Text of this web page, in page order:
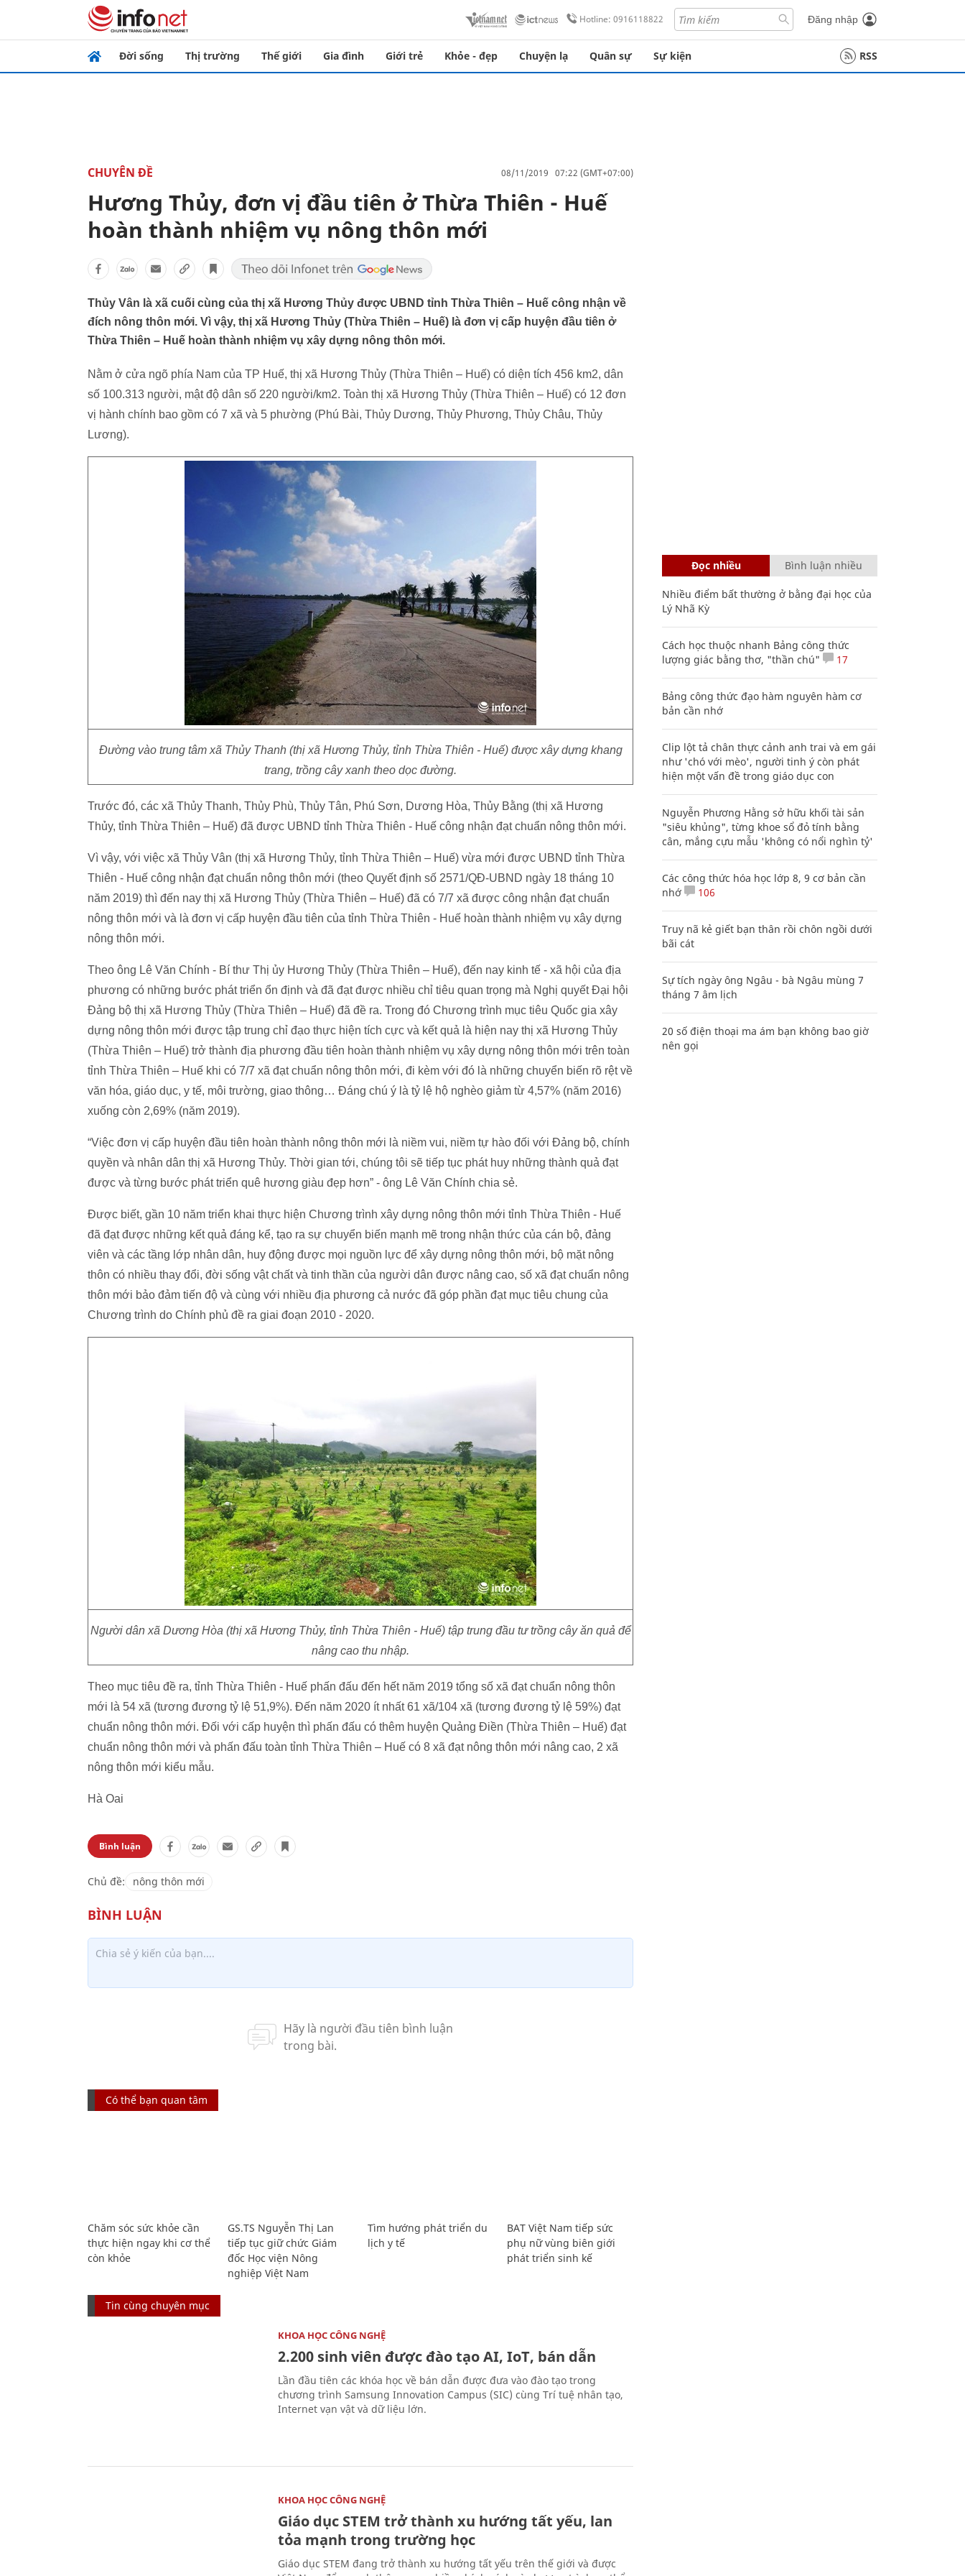
Hotline: 0916118822 Đăng nhập
Đời sống Thị trường Thế giới Gia đình Giới trẻ Khỏe - đẹp Chuyện lạ Quân sự Sự kiện RSS
CHUYÊN ĐỀ 08/11/2019 07:22 (GMT+07:00)
Hương Thủy, đơn vị đầu tiên ở Thừa Thiên - Huế
hoàn thành nhiệm vụ nông thôn mới
Thủy Vân là xã cuối cùng của thị xã Hương Thủy được UBND tỉnh Thừa Thiên – Huế công nhận về
đích nông thôn mới. Vì vậy, thị xã Hương Thủy (Thừa Thiên – Huế) là đơn vị cấp huyện đầu tiên ở
Thừa Thiên – Huế hoàn thành nhiệm vụ xây dựng nông thôn mới.
Nằm ở cửa ngõ phía Nam của TP Huế, thị xã Hương Thủy (Thừa Thiên – Huế) có diện tích 456 km2, dân
số 100.313 người, mật độ dân số 220 người/km2. Toàn thị xã Hương Thủy (Thừa Thiên – Huế) có 12 đơn
vị hành chính bao gồm có 7 xã và 5 phường (Phú Bài, Thủy Dương, Thủy Phương, Thủy Châu, Thủy
Lương).
Đường vào trung tâm xã Thủy Thanh (thị xã Hương Thủy, tỉnh Thừa Thiên - Huế) được xây dựng khang
trang, trồng cây xanh theo dọc đường.
Trước đó, các xã Thủy Thanh, Thủy Phù, Thủy Tân, Phú Sơn, Dương Hòa, Thủy Bằng (thị xã Hương
Thủy, tỉnh Thừa Thiên – Huế) đã được UBND tỉnh Thừa Thiên - Huế công nhận đạt chuẩn nông thôn mới.
Vì vậy, với việc xã Thủy Vân (thị xã Hương Thủy, tỉnh Thừa Thiên – Huế) vừa mới được UBND tỉnh Thừa
Thiên - Huế công nhận đạt chuẩn nông thôn mới (theo Quyết định số 2571/QĐ-UBND ngày 18 tháng 10
năm 2019) thì đến nay thị xã Hương Thủy (Thừa Thiên – Huế) đã có 7/7 xã được công nhận đạt chuẩn
nông thôn mới và là đơn vị cấp huyện đầu tiên của tỉnh Thừa Thiên - Huế hoàn thành nhiệm vụ xây dựng
nông thôn mới.
Theo ông Lê Văn Chính - Bí thư Thị ủy Hương Thủy (Thừa Thiên – Huế), đến nay kinh tế - xã hội của địa
phương có những bước phát triển ổn định và đã đạt được nhiều chỉ tiêu quan trọng mà Nghị quyết Đại hội
Đảng bộ thị xã Hương Thủy (Thừa Thiên – Huế) đã đề ra. Trong đó Chương trình mục tiêu Quốc gia xây
dựng nông thôn mới được tập trung chỉ đạo thực hiện tích cực và kết quả là hiện nay thị xã Hương Thủy
(Thừa Thiên – Huế) trở thành địa phương đầu tiên hoàn thành nhiệm vụ xây dựng nông thôn mới trên toàn
tỉnh Thừa Thiên – Huế khi có 7/7 xã đạt chuẩn nông thôn mới, đi kèm với đó là những chuyển biến rõ rệt về
văn hóa, giáo dục, y tế, môi trường, giao thông… Đáng chú ý là tỷ lệ hộ nghèo giảm từ 4,57% (năm 2016)
xuống còn 2,69% (năm 2019).
“Việc đơn vị cấp huyện đầu tiên hoàn thành nông thôn mới là niềm vui, niềm tự hào đối với Đảng bộ, chính
quyền và nhân dân thị xã Hương Thủy. Thời gian tới, chúng tôi sẽ tiếp tục phát huy những thành quả đạt
được và từng bước phát triển quê hương giàu đẹp hơn” - ông Lê Văn Chính chia sẻ.
Được biết, gần 10 năm triển khai thực hiện Chương trình xây dựng nông thôn mới tỉnh Thừa Thiên - Huế
đã đạt được những kết quả đáng kể, tạo ra sự chuyển biến mạnh mẽ trong nhận thức của cán bộ, đảng
viên và các tầng lớp nhân dân, huy động được mọi nguồn lực để xây dựng nông thôn mới, bộ mặt nông
thôn có nhiều thay đổi, đời sống vật chất và tinh thần của người dân được nâng cao, số xã đạt chuẩn nông
thôn mới bảo đảm tiến độ và cùng với nhiều địa phương cả nước đã góp phần đạt mục tiêu chung của
Chương trình do Chính phủ đề ra giai đoạn 2010 - 2020.
Người dân xã Dương Hòa (thị xã Hương Thủy, tỉnh Thừa Thiên - Huế) tập trung đầu tư trồng cây ăn quả để
nâng cao thu nhập.
Theo mục tiêu đề ra, tỉnh Thừa Thiên - Huế phấn đấu đến hết năm 2019 tổng số xã đạt chuẩn nông thôn
mới là 54 xã (tương đương tỷ lệ 51,9%). Đến năm 2020 ít nhất 61 xã/104 xã (tương đương tỷ lệ 59%) đạt
chuẩn nông thôn mới. Đối với cấp huyện thì phấn đấu có thêm huyện Quảng Điền (Thừa Thiên – Huế) đạt
chuẩn nông thôn mới và phấn đấu toàn tỉnh Thừa Thiên – Huế có 8 xã đạt nông thôn mới nâng cao, 2 xã
nông thôn mới kiểu mẫu.
Hà Oai
Bình luận
Chủ đề: nông thôn mới
Có thể bạn quan tâm
Chăm sóc sức khỏe cần
thực hiện ngay khi cơ thể
còn khỏe
GS.TS Nguyễn Thị Lan
tiếp tục giữ chức Giám
đốc Học viện Nông
nghiệp Việt Nam
Tìm hướng phát triển du
lịch y tế
BAT Việt Nam tiếp sức
phụ nữ vùng biên giới
phát triển sinh kế
Tin cùng chuyên mục
KHOA HỌC CÔNG NGHỆ
2.200 sinh viên được đào tạo AI, IoT, bán dẫn
Lần đầu tiên các khóa học về bán dẫn được đưa vào đào tạo trong
chương trình Samsung Innovation Campus (SIC) cùng Trí tuệ nhân tạo,
Internet vạn vật và dữ liệu lớn.
KHOA HỌC CÔNG NGHỆ
Giáo dục STEM trở thành xu hướng tất yếu, lan
tỏa mạnh trong trường học
Giáo dục STEM đang trở thành xu hướng tất yếu trên thế giới và được
Đọc nhiều Bình luận nhiều
Nhiều điểm bất thường ở bằng đại học của
Lý Nhã Kỳ
Cách học thuộc nhanh Bảng công thức
lượng giác bằng thơ, "thần chú"
17
Bảng công thức đạo hàm nguyên hàm cơ
bản cần nhớ
Clip lột tả chân thực cảnh anh trai và em gái
như 'chó với mèo', người tinh ý còn phát
hiện một vấn đề trong giáo dục con
Nguyễn Phương Hằng sở hữu khối tài sản
"siêu khủng", từng khoe sổ đỏ tính bằng
cân, mắng cựu mẫu 'không có nổi nghìn tỷ'
Các công thức hóa học lớp 8, 9 cơ bản cần
nhớ
106
Truy nã kẻ giết bạn thân rồi chôn ngồi dưới
bãi cát
Sự tích ngày ông Ngâu - bà Ngâu mùng 7
tháng 7 âm lịch
20 số điện thoại ma ám bạn không bao giờ
nên gọi